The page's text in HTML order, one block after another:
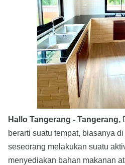
Hallo Tangerang - Tangerang,
berarti suatu tempat, biasanya
seseorang melakukan suatu
menyediakan bahan makanan